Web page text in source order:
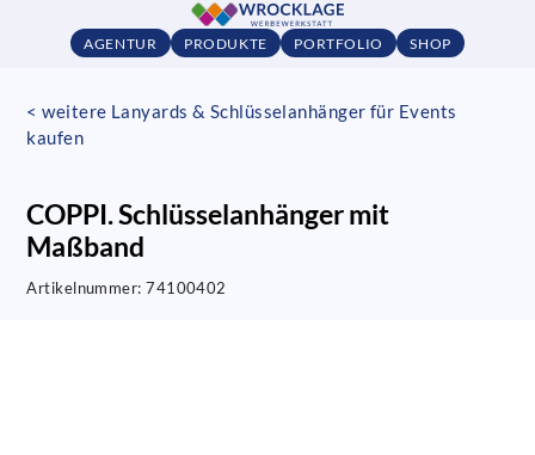
AGENTUR PRODUKTE PORTFOLIO SHOP
< weitere Lanyards & Schlüsselanhänger für Events
kaufen
COPPI. Schlüsselanhänger mit
Maßband
Artikelnummer:74100402